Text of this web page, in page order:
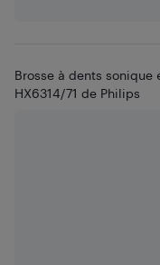
Brosse à dents
HX6314/71 de Philips